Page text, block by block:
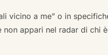
vicino a me” o in
non appari nel radar di chi